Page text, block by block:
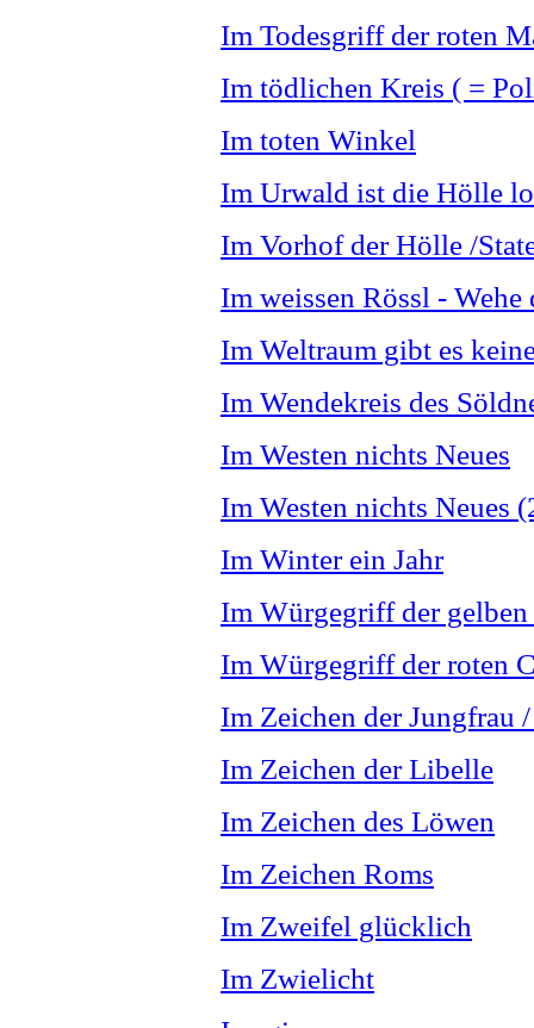
Im Todesgriff der roten
Im tödlichen Kreis ( =
Im toten Winkel
Im Urwald ist die Hölle
Im Vorhof der Hölle /
Im weissen Rössl - Wehe
Im Weltraum gibt es
Im Wendekreis des
Im Westen nichts Neues
Im Westen nichts Neues
Im Winter ein Jahr
Im Würgegriff der gelben
Im Würgegriff der roten
Im Zeichen der Jungfrau
Im Zeichen der Libelle
Im Zeichen des Löwen
Im Zeichen Roms
Im Zweifel glücklich
Im Zwielicht